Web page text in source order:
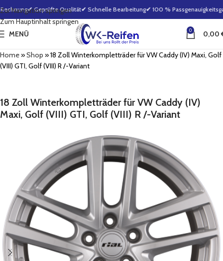
Zur Navigation springen
Zum Hauptinhalt springen
✔ Geprüfte Qualität✔ Schnelle Bearbeitung✔ 100 %
MENÜ 0 0,00
Home»Shop »18 Zoll Winterkompletträder für VW Caddy (IV) Maxi, Golf
(VIII) GTI, Golf (VIII) R /-Variant
18 Zoll Winterkompletträder für VW Caddy (IV)
Maxi, Golf (VIII) GTI, Golf (VIII) R /-Variant